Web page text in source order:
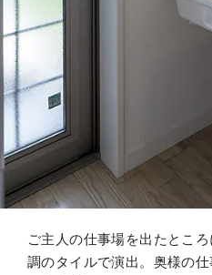
ご主人の仕事場を出たとこ
調のタイルで演出。奥様の